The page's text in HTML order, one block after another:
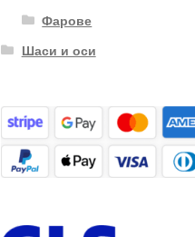
Фарове
Шаси и оси